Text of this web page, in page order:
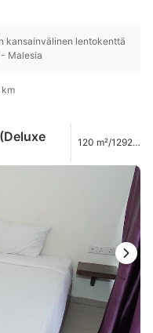
kansainvälinen lentokenttä
Malesia
120 m²/1292